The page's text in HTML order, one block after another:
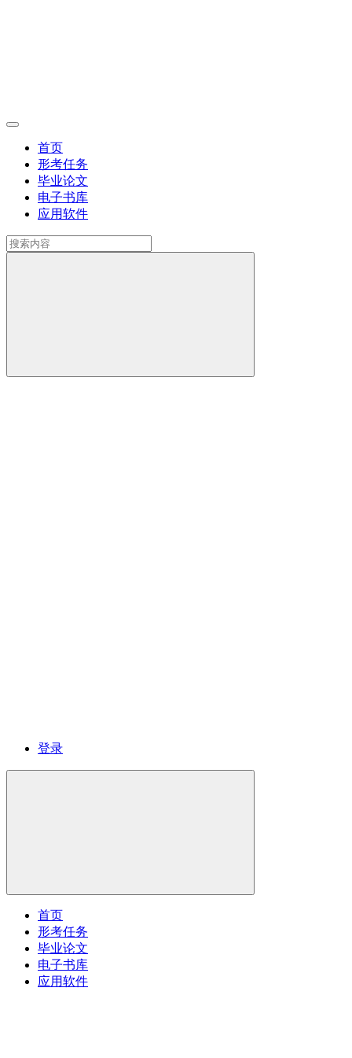
首页
形考任务
毕业论文
电子书库
应用软件
登录
首页
形考任务
毕业论文
电子书库
应用软件